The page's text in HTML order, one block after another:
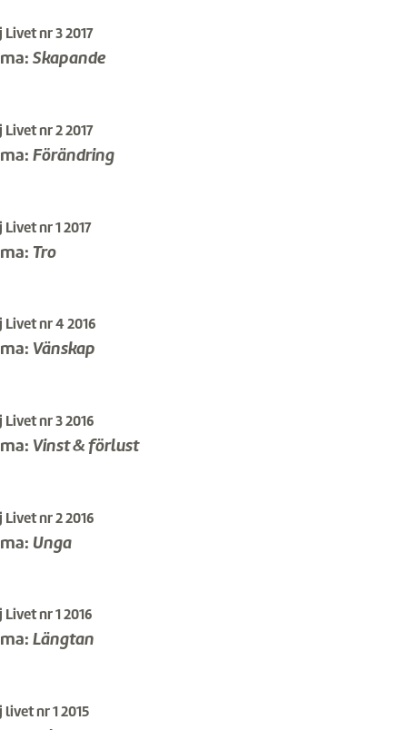
Livet nr 3 2017
Skapande
Livet nr 2 2017
Förändring
Livet nr 1 2017
Tro
Livet nr 4 2016
Vänskap
Livet nr 3 2016
Vinst & förlust
Livet nr 2 2016
Unga
Livet nr 1 2016
Längtan
livet nr 1 2015